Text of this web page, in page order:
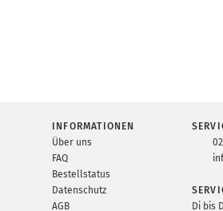
INFORMATIONEN
Über uns
FAQ
Bestellstatus
Datenschutz
AGB
Di bis